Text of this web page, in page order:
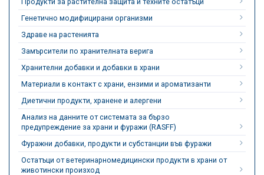
Генетично модифицирани организми
Здраве на растенията
Замърсители по хранителната верига
Хранителни добавки и добавки в храни
Материали в контакт с храни, ензими и ароматизанти
Диетични продукти, хранене и алергени
Анализ на данните от системата за бързо
предупреждение за храни и фуражи (RASFF)
Фуражни добавки, продукти и субстанции във фуражи
Остатъци от ветеринарномедицински продукти в храни от
животински произход